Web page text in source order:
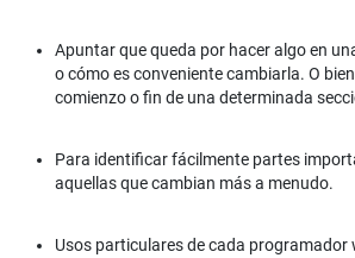
Apuntar que queda por hacer algo en
o cómo es conveniente cambiarla. O
comienzo o fin de una determinada
Para identificar fácilmente partes
aquellas que cambian más a menudo.
Usos particulares de cada programador